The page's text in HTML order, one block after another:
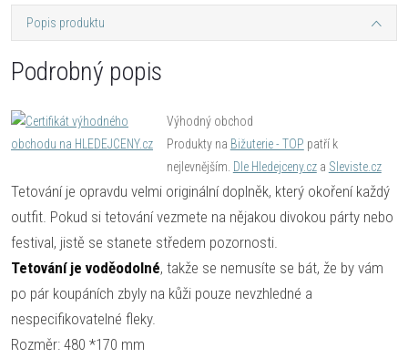
Popis produktu
Podrobný popis
Výhodný obchod
Produkty na Bižuterie - TOP patří k
nejlevnějším. Dle Hledejceny.cza Sleviste.cz
Tetování je opravdu velmi originální doplněk, který okoření každý
outfit. Pokud si tetování vezmete na nějakou divokou párty nebo
festival, jistě se stanete středem pozornosti.
Tetování je voděodolné, takže se nemusíte se bát, že by vám
po pár koupáních zbyly na kůži pouze nevzhledné a
nespecifikovatelné fleky.
Rozměr: 480 *170 mm